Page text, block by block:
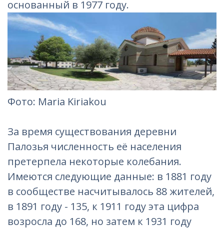
основанный в 1977 году.
Фотo: Maria Kiriakou
За время существования деревни
Палозья численность её населения
претерпела некоторые колебания.
Имеются следующие данные: в 1881 году
в сообществе насчитывалось 88 жителей,
в 1891 году - 135, к 1911 году эта цифра
возросла до 168, но затем к 1931 году